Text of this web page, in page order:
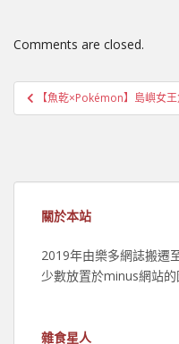
Comments are closed.
文
章
【魚乾×Pokémon】島嶼女
關於本站
2019年由樂多網誌搬遷
少數放置於minus網站
雜食星人